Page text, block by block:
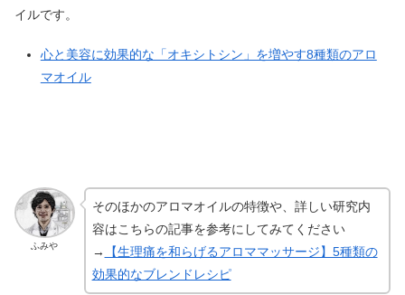
イルです。
心と美容に効果的な「オキシトシン」を増やす8種類のアロ
マオイル
ふみや
そのほかのアロマオイルの特徴や、詳しい研究内
容はこちらの記事を参考にしてみてください
→
【生理痛を和らげるアロママッサージ】5種類の
効果的なブレンドレシピ